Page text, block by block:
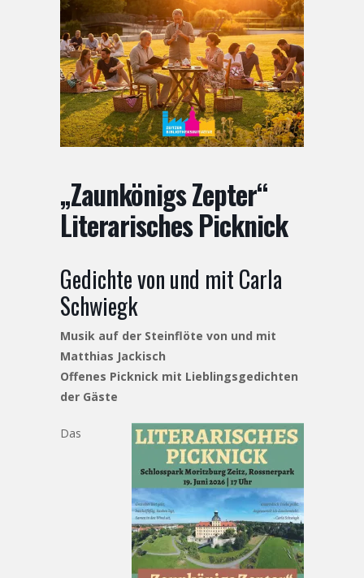
„Zaunkönigs Zepter“
Literarisches Picknick
Gedichte von und mit Carla
Schwiegk
Musik auf der Steinflöte von und mit
Matthias Jackisch
Offenes Picknick mit Lieblingsgedichten
der Gäste
Das